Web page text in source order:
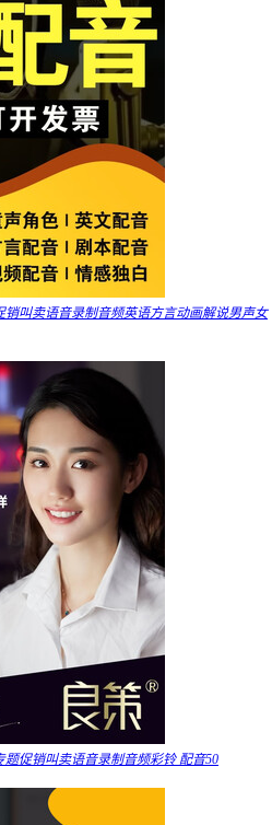
叫卖语音录制音频英语方言动画解说男声女
促销叫卖语音录制音频彩铃 配音50